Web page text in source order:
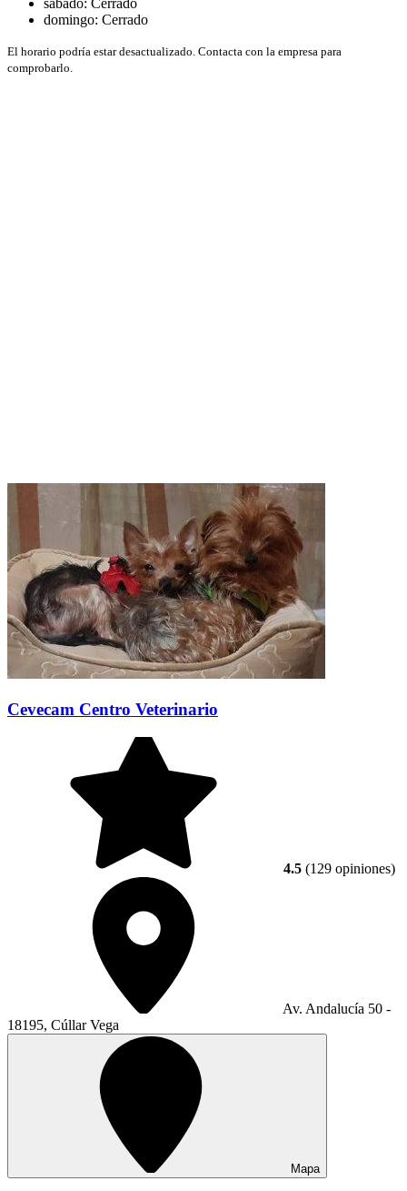
sábado: Cerrado
domingo: Cerrado
El horario podría estar desactualizado. Contacta con la empresa para
comprobarlo.
Cevecam Centro Veterinario
4.5 (129 opiniones)
Av. Andalucía 50 -
18195, Cúllar Vega
Mapa